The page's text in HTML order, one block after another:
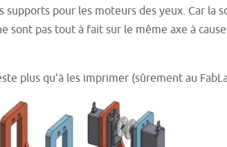
supports pour les moteurs des yeux. Car la
pas tout à fait sur le même axe à
plus qu’à les imprimer (sûrement au